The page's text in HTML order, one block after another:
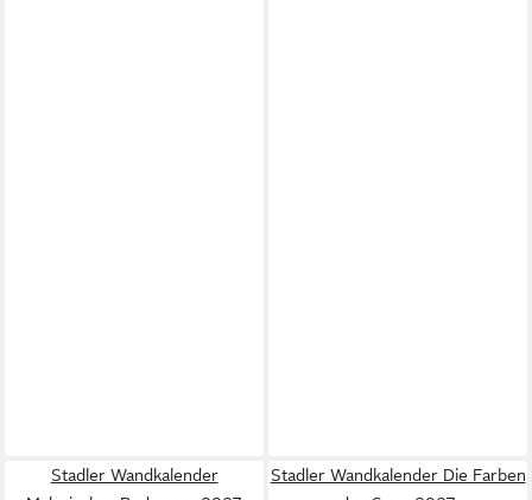
Stadler Wandkalender
Stadler Wandkalender Die Farben